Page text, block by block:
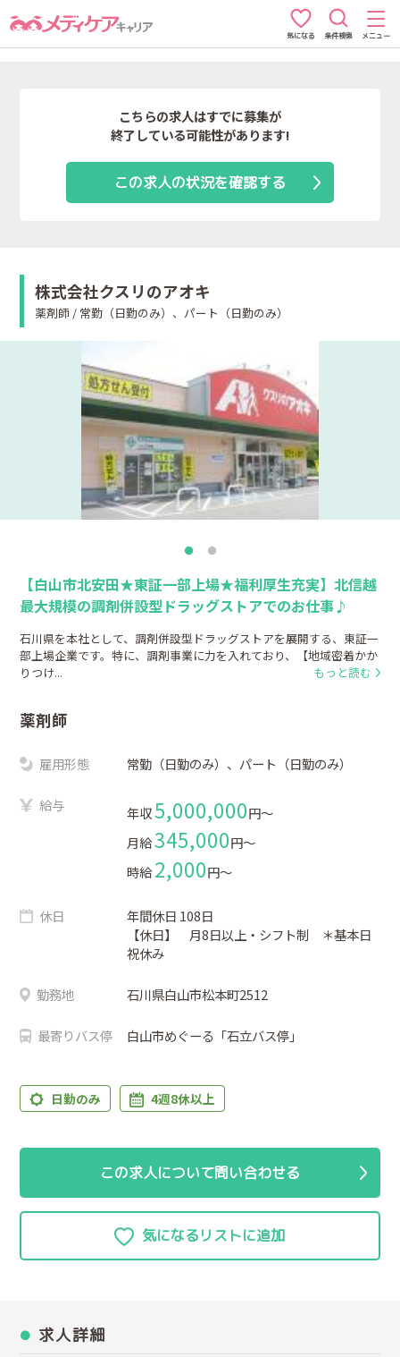
気になる 条件検索 メニュー
こちらの求人はすでに募集が
終了している可能性があります!
この求人の状況を確認する
株式会社クスリのアオキ
薬剤師 / 常勤（日勤のみ）、パート（日勤のみ）
【白山市北安田★東証一部上場★福利厚生充実】北信越
最大規模の調剤併設型ドラッグストアでのお仕事♪
石川県を本社として、調剤併設型ドラッグストアを展開する、東証一
部上場企業です。特に、調剤事業に力を入れており、【地域密着かか
りつけ...
もっと読む
薬剤師
雇用形態 常勤（日勤のみ）、パート（日勤のみ）
給与 年収5,000,000円〜
月給345,000円〜
時給2,000円〜
休日
年間休日 108日
【休日】 月8日以上・シフト制 ＊基本日
祝休み
勤務地 石川県白山市松本町2512
最寄りバス停 白山市めぐーる「石立バス停」
日勤のみ 4週8休以上
この求人について問い合わせる
求人詳細